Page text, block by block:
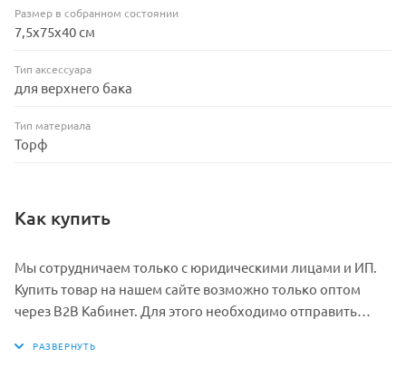
Размер в собранном состоянии
7,5х75х40 см
Тип аксессуара
для верхнего бака
Тип материала
Торф
Как купить
Мы сотрудничаем только с юридическими лицами и ИП.
Купить товар на нашем сайте возможно только оптом
через В2В Кабинет. Для этого необходимо отправить
реквизитов компании, пароль в В2В Кабинет будет вам